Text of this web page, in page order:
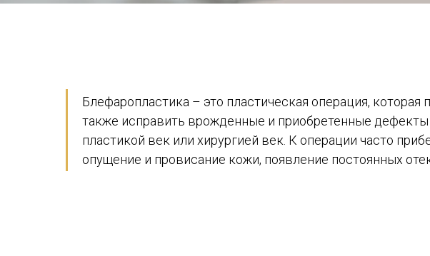
Блефаропластика – это пластическая операция,
также исправить врожденные и приобретенные
пластикой век или хирургией век. К операции часто
опущение и провисание кожи, появление постоянных